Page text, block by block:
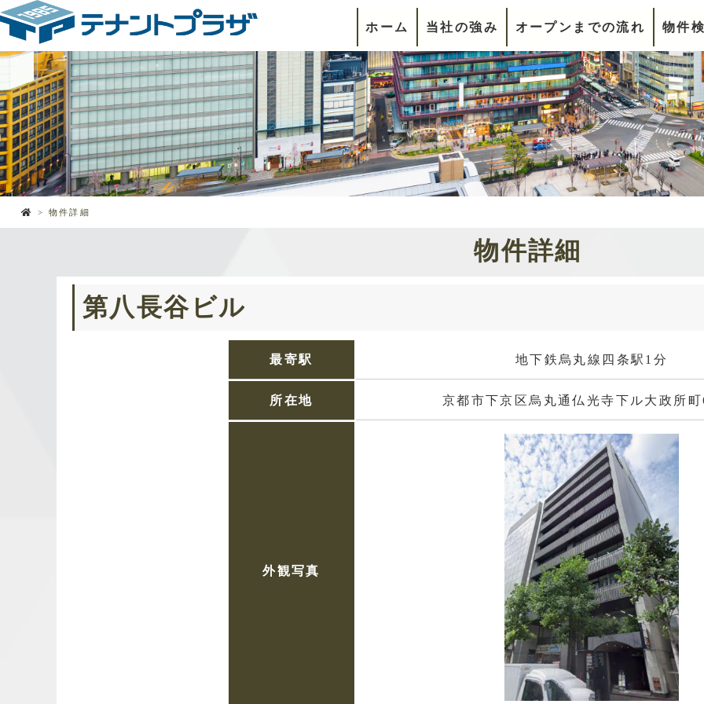
ホーム 当社の強み オープンまでの流れ 物件
物件詳細
物件詳細
第八長谷ビル
最寄駅 地下鉄烏丸線四条駅1分
所在地 京都市下京区烏丸通仏光寺下ル大政所
外観写真